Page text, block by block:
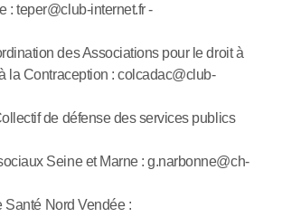
: teper@club-internet.fr -
des Associations pour le droit à
à la Contraception : colcadac@club-
de défense des services publics
Seine et Marne : g.narbonne@ch-
Santé Nord Vendée :